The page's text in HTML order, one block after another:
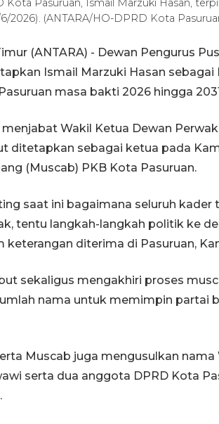
Kota Pasuruan, Ismail Marzuki Hasan,
6/2026). (ANTARA/HO-DPRD Kota
(ANTARA) - Dewan Pengurus
Ismail Marzuki Hasan
masa bakti 2026 hingga
Wakil Ketua Dewan
ditetapkan sebagai ketua pada
(Muscab) PKB Kota Pasuruan.
saat ini bagaimana seluruh
tentu langkah-langkah politik ke
keterangan diterima di Pasuruan,
sekaligus mengakhiri proses
nama untuk memimpin partai
Muscab juga mengusulkan
serta dua anggota DPRD Kota